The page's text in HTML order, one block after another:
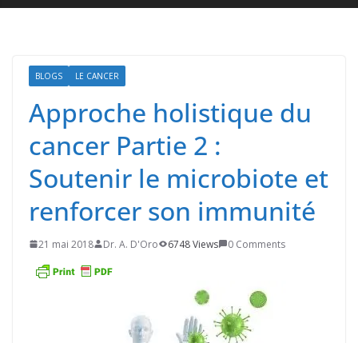
BLOGS LE CANCER
Approche holistique du
cancer Partie 2 :
Soutenir le microbiote et
renforcer son immunité
21 mai 2018 Dr. A. D'Oro 6748 Views 0 Comments